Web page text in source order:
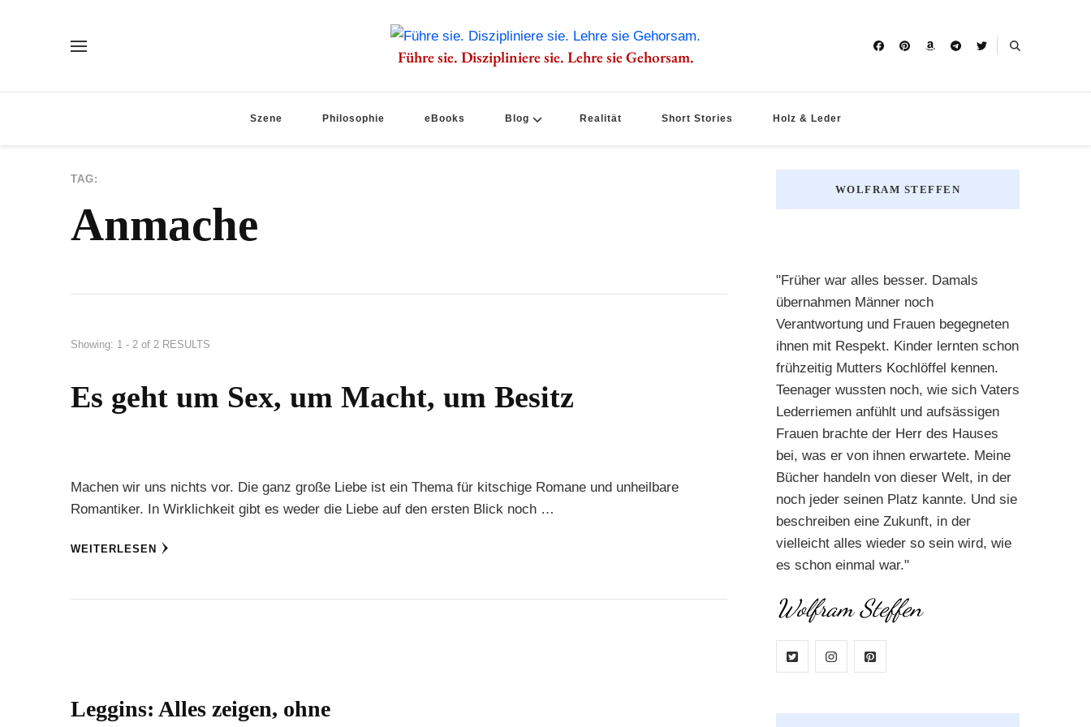
Führe sie. Diszipliniere sie. Lehre sie Gehorsam.
Szene Philosophie eBooks Blog Realität Short Stories Holz & Leder
TAG:
Anmache
Showing: 1 - 2 of 2 RESULTS
Es geht um Sex, um Macht, um Besitz
Machen wir uns nichts vor. Die ganz große Liebe ist ein Thema für kitschige Romane und unheilbare
Romantiker. In Wirklichkeit gibt es weder die Liebe auf den ersten Blick noch …
WEITERLESEN
Leggins: Alles zeigen, ohne
WOLFRAM STEFFEN
"Früher war alles besser. Damals
übernahmen Männer noch
Verantwortung und Frauen begegneten
ihnen mit Respekt. Kinder lernten schon
frühzeitig Mutters Kochlöffel kennen.
Teenager wussten noch, wie sich Vaters
Lederriemen anfühlt und aufsässigen
Frauen brachte der Herr des Hauses
bei, was er von ihnen erwartete. Meine
Bücher handeln von dieser Welt, in der
noch jeder seinen Platz kannte. Und sie
beschreiben eine Zukunft, in der
vielleicht alles wieder so sein wird, wie
es schon einmal war."
Wolfram Steffen